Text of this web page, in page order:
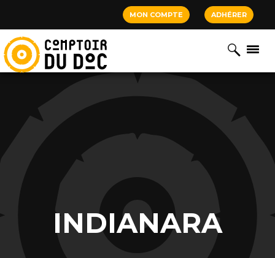
MON COMPTE ADHÉRER
INDIANARA
Cookies management panel